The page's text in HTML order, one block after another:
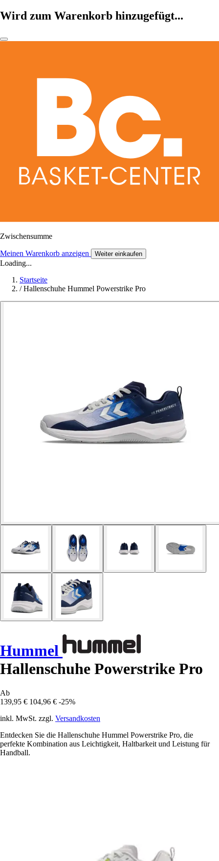
Wird zum Warenkorb hinzugefügt...
Zwischensumme
Meinen Warenkorb anzeigen Weiter einkaufen
Loading...
Startseite
/ Hallenschuhe Hummel Powerstrike Pro
Hummel
Hallenschuhe Powerstrike Pro
Ab
139,95 € 104,96 € -25%
inkl. MwSt. zzgl. Versandkosten
Entdecken Sie die Hallenschuhe Hummel Powerstrike Pro, die
perfekte Kombination aus Leichtigkeit, Haltbarkeit und Leistung für
Handball.